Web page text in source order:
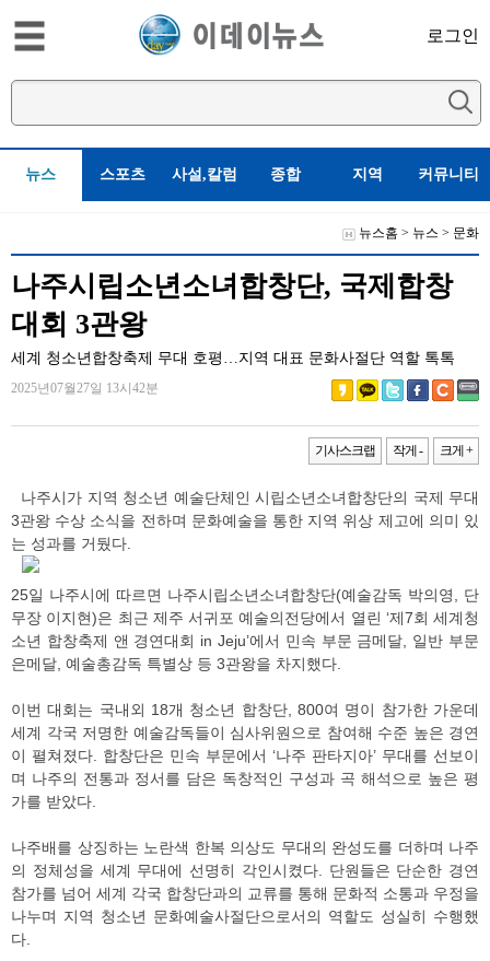
로그인
뉴스 스포츠 사설,칼럼 종합 지역 커뮤니티
뉴스홈 > 뉴스 > 문화
나주시립소년소녀합창단, 국제합창
대회 3관왕
세계 청소년합창축제 무대 호평…지역 대표 문화사절단 역할 톡톡
2025년07월27일 13시42분
기사스크랩 작게 - 크게 +
나주시가 지역 청소년 예술단체인 시립소년소녀합창단의 국제 무대
3관왕 수상 소식을 전하며 문화예술을 통한 지역 위상 제고에 의미 있
는 성과를 거뒀다.
25일 나주시에 따르면 나주시립소년소녀합창단(예술감독 박의영, 단
무장 이지현)은 최근 제주 서귀포 예술의전당에서 열린 ‘제7회 세계청
소년 합창축제 앤 경연대회 in Jeju’에서 민속 부문 금메달, 일반 부문
은메달, 예술총감독 특별상 등 3관왕을 차지했다.
이번 대회는 국내외 18개 청소년 합창단, 800여 명이 참가한 가운데
세계 각국 저명한 예술감독들이 심사위원으로 참여해 수준 높은 경연
이 펼쳐졌다. 합창단은 민속 부문에서 ‘나주 판타지아’ 무대를 선보이
며 나주의 전통과 정서를 담은 독창적인 구성과 곡 해석으로 높은 평
가를 받았다.
나주배를 상징하는 노란색 한복 의상도 무대의 완성도를 더하며 나주
의 정체성을 세계 무대에 선명히 각인시켰다. 단원들은 단순한 경연
참가를 넘어 세계 각국 합창단과의 교류를 통해 문화적 소통과 우정을
나누며 지역 청소년 문화예술사절단으로서의 역할도 성실히 수행했
다.